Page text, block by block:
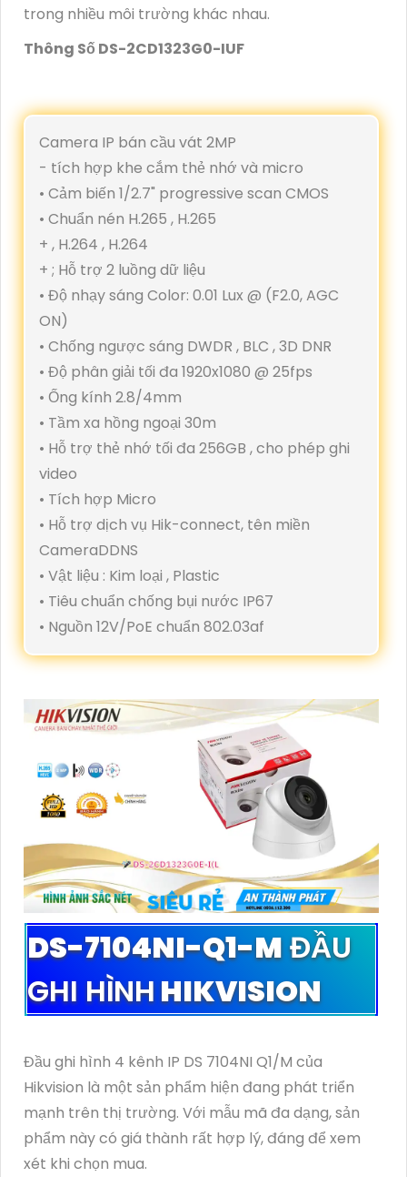
trong nhiều môi trường khác nhau.
Thông Số DS-2CD1323G0-IUF
Camera IP bán cầu vát 2MP
- tích hợp khe cắm thẻ nhớ và micro
• Cảm biến 1/2.7" progressive scan CMOS
• Chuẩn nén H.265 , H.265
+ , H.264 , H.264
+ ; Hỗ trợ 2 luồng dữ liệu
• Độ nhạy sáng Color: 0.01 Lux @ (F2.0, AGC
ON)
• Chống ngược sáng DWDR , BLC , 3D DNR
• Độ phân giải tối đa 1920x1080 @ 25fps
• Ống kính 2.8/4mm
• Tầm xa hồng ngoại 30m
• Hỗ trợ thẻ nhớ tối đa 256GB , cho phép ghi
video
• Tích hợp Micro
• Hỗ trợ dịch vụ Hik-connect, tên miền
CameraDDNS
• Vật liệu : Kim loại , Plastic
• Tiêu chuẩn chống bụi nước IP67
• Nguồn 12V/PoE chuẩn 802.03af
DS-7104NI-Q1-MĐẦU
GHI HÌNHHIKVISION
Đầu ghi hình 4 kênh IP DS 7104NI Q1/M của
Hikvision là một sản phẩm hiện đang phát triển
mạnh trên thị trường. Với mẫu mã đa dạng, sản
phẩm này có giá thành rất hợp lý, đáng để xem
xét khi chọn mua.